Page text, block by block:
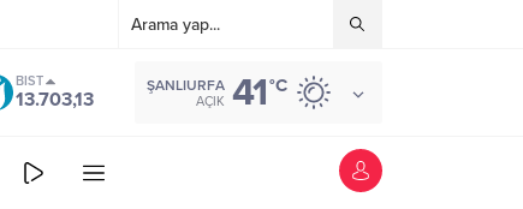
BIST
13.703,13
ŞANLIURFA
AÇIK 41°C